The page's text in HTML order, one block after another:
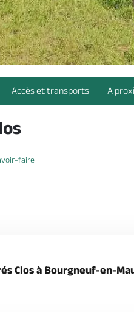
bourneuf-en-mauges-msl -
Accès et transports A
faire
Clos à Bourgneuf-en-